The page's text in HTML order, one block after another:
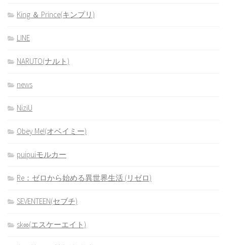
King ＆ Prince(キンプリ)
LINE
NARUTO(ナルト)
news
NiziU
Obey Me!(オベイミー)
puipuiモルカー
Re：ゼロから始める異世界生活 (リゼロ)
SEVENTEEN(セブチ)
sk∞(エスケーエイト)